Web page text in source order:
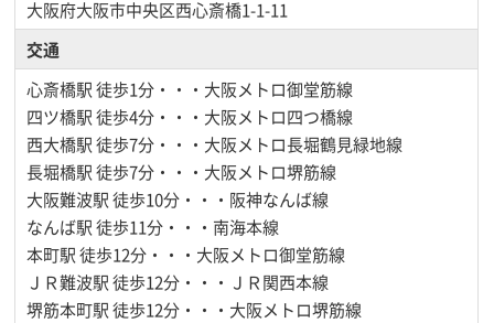
大阪府大阪市中央区西心斎橋1-1-11
交通
心斎橋駅徒歩1分・・・大阪メトロ御堂筋線
四ツ橋駅徒歩4分・・・大阪メトロ四つ橋線
西大橋駅徒歩7分・・・大阪メトロ長堀鶴見緑地線
長堀橋駅徒歩7分・・・大阪メトロ堺筋線
大阪難波駅徒歩10分・・・阪神なんば線
なんば駅徒歩11分・・・南海本線
本町駅徒歩12分・・・大阪メトロ御堂筋線
ＪＲ難波駅徒歩12分・・・ＪＲ関西本線
堺筋本町駅徒歩12分・・・大阪メトロ堺筋線